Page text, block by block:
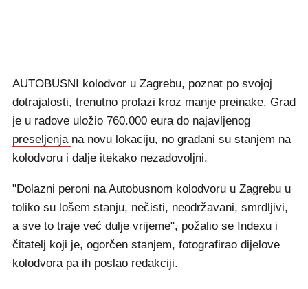
AUTOBUSNI kolodvor u Zagrebu, poznat po svojoj
dotrajalosti, trenutno prolazi kroz manje preinake. Grad
je u radove uložio 760.000 eura do najavljenog
preseljenja na novu lokaciju, no građani su stanjem na
kolodvoru i dalje itekako nezadovoljni.
"Dolazni peroni na Autobusnom kolodvoru u Zagrebu u
toliko su lošem stanju, nečisti, neodržavani, smrdljivi,
a sve to traje već dulje vrijeme", požalio se Indexu i
čitatelj koji je, ogorčen stanjem, fotografirao dijelove
kolodvora pa ih poslao redakciji.